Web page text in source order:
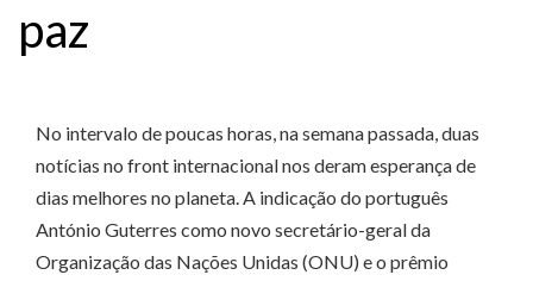
paz
No intervalo de poucas horas, na semana passada, duas
notícias no front internacional nos deram esperança de
dias melhores no planeta. A indicação do português
António Guterres como novo secretário-geral da
Organização das Nações Unidas (ONU) e o prêmio